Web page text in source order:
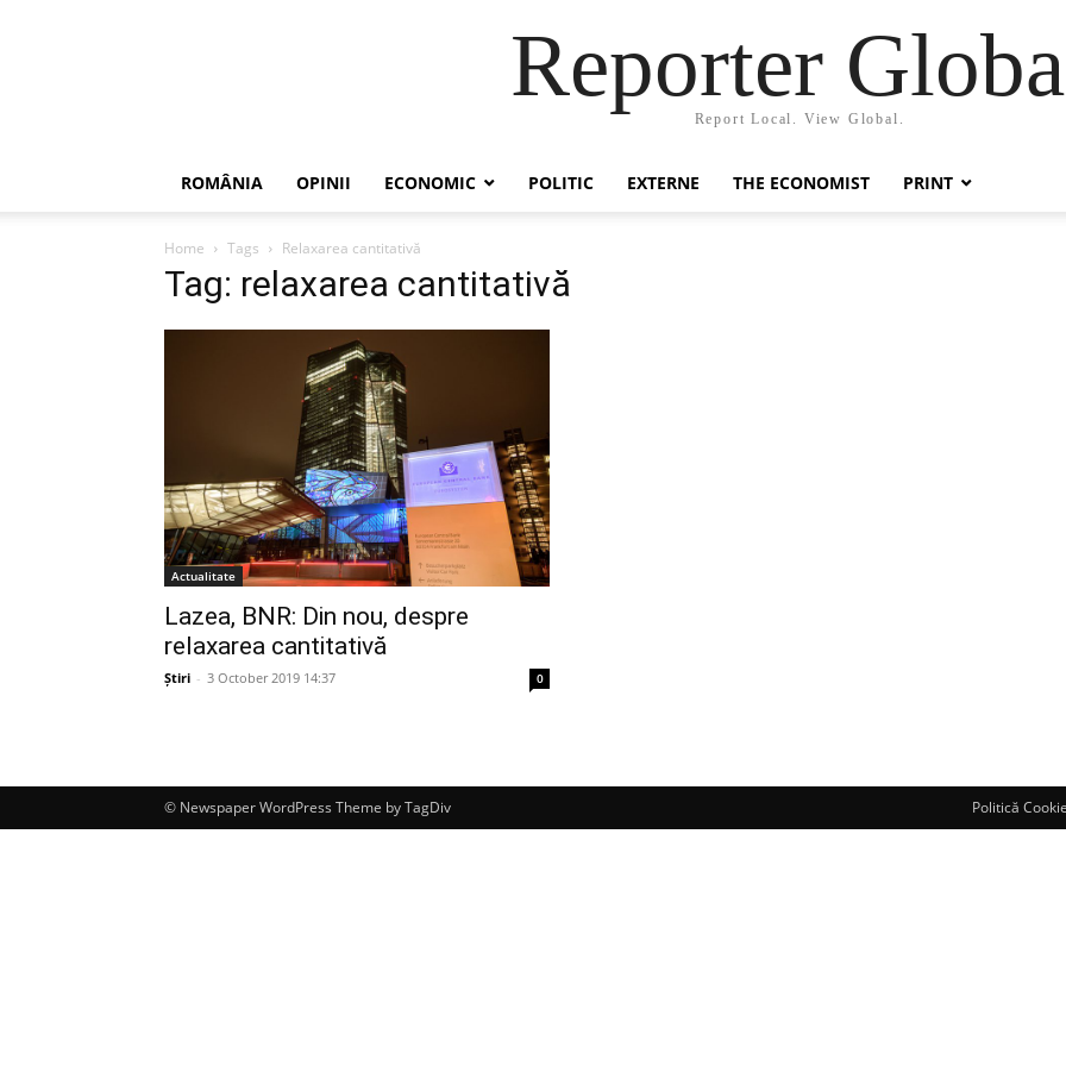
Reporter
Report Local. View Global.
ROMÂNIA OPINII ECONOMIC POLITIC EXTERNE THE ECONOMIST PRINT
Home Tags Relaxarea cantitativă
Tag: relaxarea cantitativă
Actualitate
Lazea, BNR: Din nou, despre
relaxarea cantitativă
Știri - 3 October 2019 14:37 0
Politică
© Newspaper WordPress Theme by TagDiv